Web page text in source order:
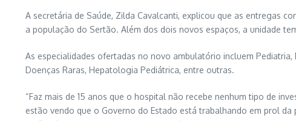
A secretária de Saúde, Zilda Cavalcanti, explicou que as entregas
a população do Sertão. Além dos dois novos espaços, a unidade
As especialidades ofertadas no novo ambulatório incluem
Doenças Raras, Hepatologia Pediátrica, entre outras.
“Faz mais de 15 anos que o hospital não recebe nenhum tipo de
estão vendo que o Governo do Estado está trabalhando em prol